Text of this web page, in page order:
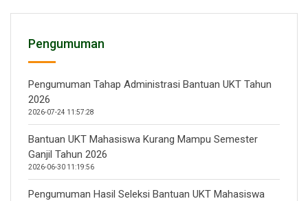
Pengumuman
Pengumuman Tahap Administrasi Bantuan UKT Tahun
2026
2026-07-24 11:57:28
Bantuan UKT Mahasiswa Kurang Mampu Semester
Ganjil Tahun 2026
2026-06-30 11:19:56
Pengumuman Hasil Seleksi Bantuan UKT Mahasiswa